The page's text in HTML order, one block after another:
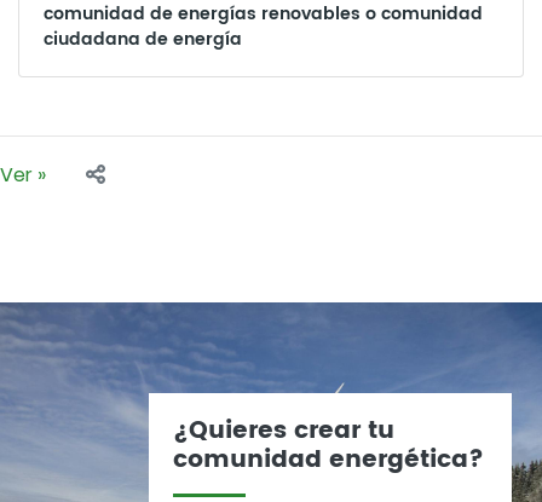
comunidad de energías renovables o comunidad
ciudadana de energía
Ver »
¿Quieres crear tu
comunidad energética?